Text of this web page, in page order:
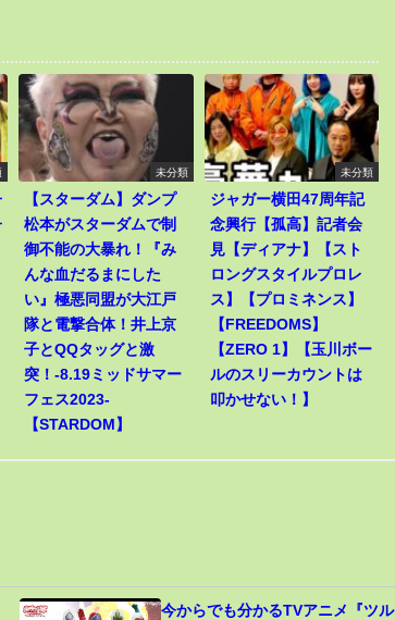
未分類
【スターダム】ダンプ
松本がスターダムで制
御不能の大暴れ！『み
んな血だるまにした
い』極悪同盟が大江戸
隊と電撃合体！井上京
子とQQタッグと激
突！-8.19ミッドサマー
フェス2023-
【STARDOM】
未分類
ジャガー横田47周年記
念興行【孤高】記者会
見【ディアナ】【スト
ロングスタイルプロレ
ス】【プロミネンス】
【FREEDOMS】
【ZERO 1】【玉川ボー
ルのスリーカウントは
叩かせない！】
今からでも分かるTVアニメ『ツル